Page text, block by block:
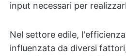
input necessari per
Nel settore edile,
influenzata da diversi